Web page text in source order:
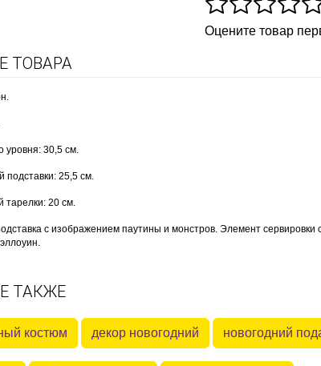
Оцените товар
ТОВАРА
уровня: 30,5 см.
подставки: 25,5 см.
тарелки: 20 см.
с изображением паутины и монстров. Элемент
ТАКЖЕ
костюм декор новогодний новогодний